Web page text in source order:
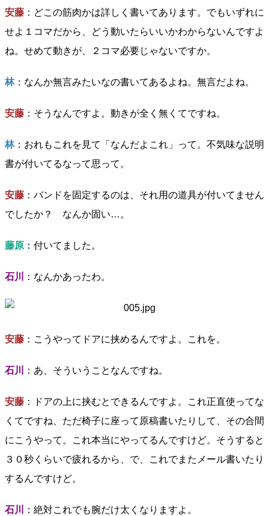
安藤 ：どこの筋肉かは詳しく書いてあります。でもいずれに
せよ１コマだから、どう動いたらいいかわからないんですよ
ね。せめて動きが、２コマ必要じゃないですか。
林：なんか無言みたいなの書いてあるよね。無言だよね。
安藤 ：そうなんですよ。動きが全く無くてですね。
林：おれもこれを見て「なんだよこれ」って。不気味な説明
書が付いてるなって思って。
安藤 ：バンドを固定するのは、それ用の道具が付いてません
でしたか？ なんか固い…。
藤原 ：付いてました。
石川 ：なんかあったわ。
安藤 ：こうやってドアに挟めるんですよ。これを。
石川 ：あ、そういうことなんですね。
安藤 ：ドアの上に挟むとできるんですよ。これ正直使ってな
くてですね、ただ椅子に座って原稿書いたりして、その合間
にこうやって。これ本当にやってるんですけど。そうすると
３０秒くらいで疲れるから、で、これでまたメール書いたり
するんですけど。
石川 ：絶対これでも腕だけ太くなりますよ。